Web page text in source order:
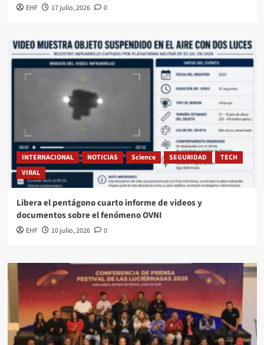
EHF 17 julio, 2026 0
INTERNACIONAL NOTICIAS Science SEGURIDAD
TECH
VIRAL
Libera el pentágono cuarto informe de videos y
documentos sobre el fenómeno OVNI
EHF 10 julio, 2026 0